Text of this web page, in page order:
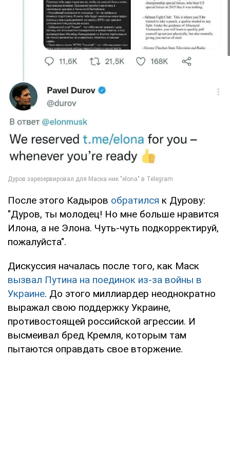
После этого Кадыров обратился к Дурову:
"Дуров, ты молодец! Но мне больше нравится
Илона, а не Элона. Чуть-чуть подкорректируй,
пожалуйста".
Дискуссия началась после того, как Маск
вызвал Путина на поединок из-за войны в
Украине. До этого миллиардер неоднократно
выражал свою поддержку Украине,
противостоящей российской агрессии. И
высмеивал бред Кремля, которым там
пытаются оправдать свое вторжение.